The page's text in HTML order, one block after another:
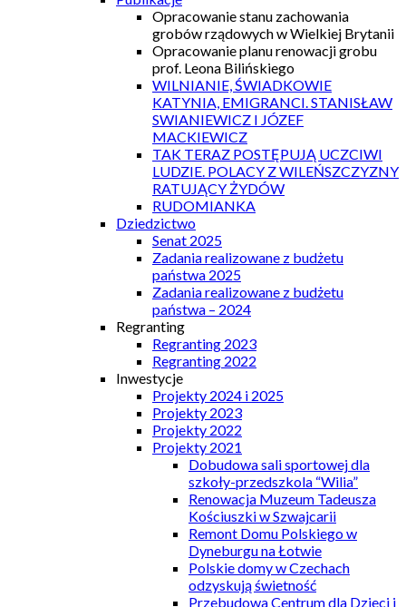
Opracowanie stanu zachowania
grobów rządowych w Wielkiej Brytanii
Opracowanie planu renowacji grobu
prof. Leona Bilińskiego
WILNIANIE, ŚWIADKOWIE
KATYNIA, EMIGRANCI. STANISŁAW
SWIANIEWICZ I JÓZEF
MACKIEWICZ
TAK TERAZ POSTĘPUJĄ UCZCIWI
LUDZIE. POLACY Z WILEŃSZCZYZNY
RATUJĄCY ŻYDÓW
RUDOMIANKA
Dziedzictwo
Senat 2025
Zadania realizowane z budżetu
państwa 2025
Zadania realizowane z budżetu
państwa – 2024
Regranting
Regranting 2023
Regranting 2022
Inwestycje
Projekty 2024 i 2025
Projekty 2023
Projekty 2022
Projekty 2021
Dobudowa sali sportowej dla
szkoły-przedszkola “Wilia”
Renowacja Muzeum Tadeusza
Kościuszki w Szwajcarii
Remont Domu Polskiego w
Dyneburgu na Łotwie
Polskie domy w Czechach
odzyskują świetność
Przebudowa Centrum dla Dzieci i